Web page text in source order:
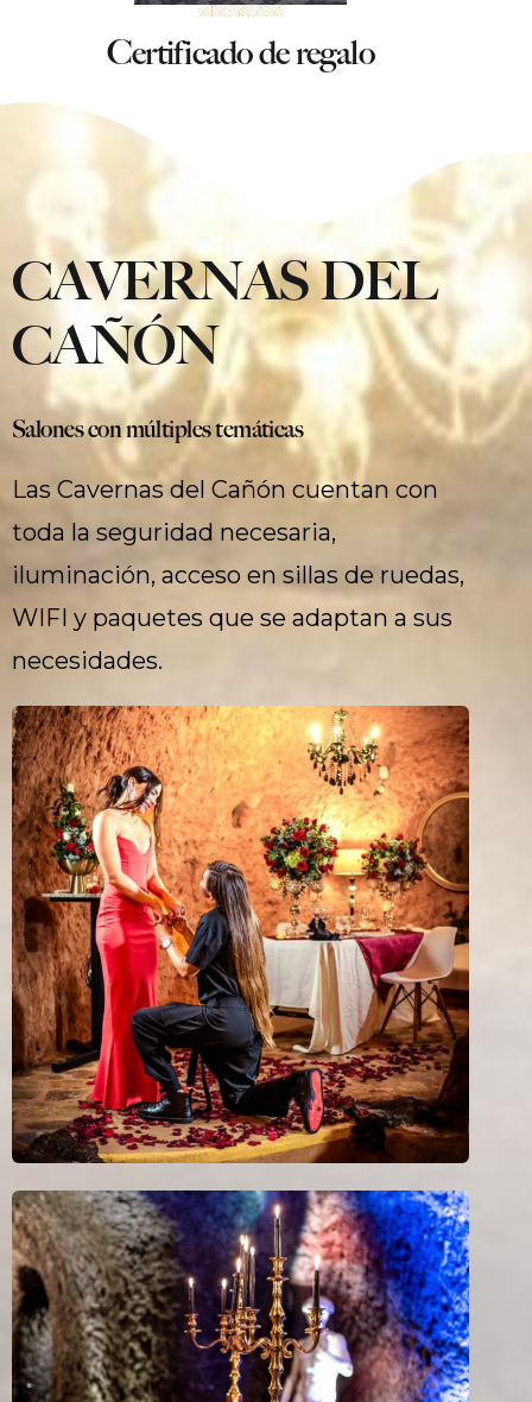
Certificado de regalo
CAVERNAS DEL
CAÑÓN
Salones con múltiples temáticas
Las Cavernas del Cañón cuentan con
toda la seguridad necesaria,
iluminación, acceso en sillas de ruedas,
WIFI y paquetes que se adaptan a sus
necesidades.